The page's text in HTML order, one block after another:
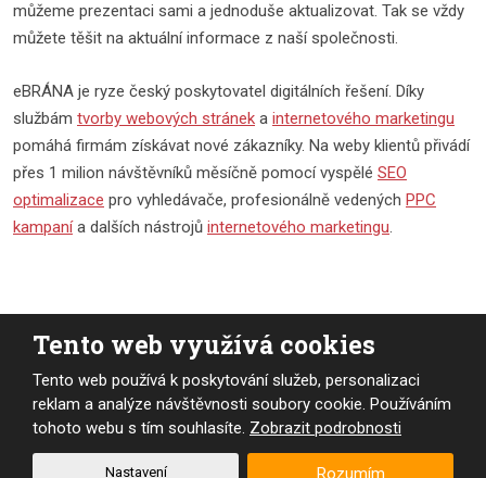
můžeme prezentaci sami a jednoduše aktualizovat. Tak se vždy
můžete těšit na aktuální informace z naší společnosti.
eBRÁNA je ryze český poskytovatel digitálních řešení. Díky
službám tvorby webových stránek a internetového marketingu
pomáhá firmám získávat nové zákazníky. Na weby klientů přivádí
přes 1 milion návštěvníků měsíčně pomocí vyspělé SEO
optimalizace pro vyhledávače, profesionálně vedených PPC
kampanía dalších nástrojů internetového marketingu.
Tento web využívá cookies
Tento web používá k poskytování služeb, personalizaci
reklam a analýze návštěvnosti soubory cookie. Používáním
tohoto webu s tím souhlasíte. Zobrazit podrobnosti
Nastavení Rozumím